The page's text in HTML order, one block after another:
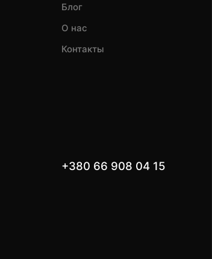
Блог
О нас
Контакты
+380 66 908 04 15